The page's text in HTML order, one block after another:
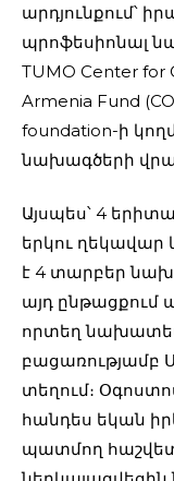
արդյունքում՝
պրոֆեսիոնալ
TUMO Center for
Armenia Fund
foundation-ի
նախագծերի
Այսպես՝ 4
երկու ղեկավար
է 4 տարբեր
այդ ընթացքում
որտեղ
տեղում։
հանդես եկան
պատմող